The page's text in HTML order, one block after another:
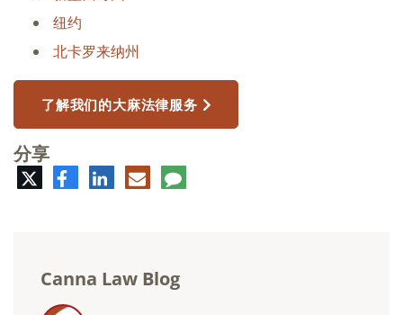
纽约
北卡罗来纳州
了解我们的大麻法律服务
分享
特
脸
书
领
英
电
子
评
论
Canna Law Blog